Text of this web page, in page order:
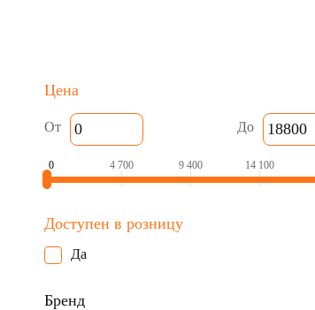
Цена
От До
0 4 700 9 400 14 100
Доступен в розницу
Да
Бренд